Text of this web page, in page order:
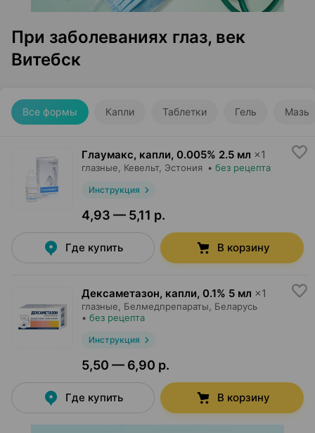
При заболеваниях глаз, век
Витебск
Все формы Капли Таблетки Гель Мазь
Глаумакс, капли, 0.005% 2.5 мл ×1
глазные, Кевельт, Эстония • без рецепта
Инструкция
4,93 — 5,11 р.
Где купить В корзину
Дексаметазон, капли, 0.1% 5 мл ×1
глазные, Белмедпрепараты , Беларусь
• без рецепта
Инструкция
5,50 — 6,90 р.
Где купить В корзину